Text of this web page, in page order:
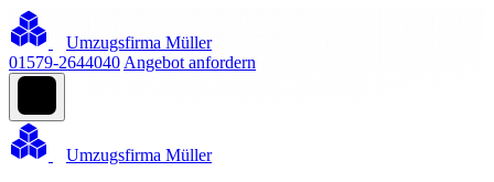
Umzugsfirma Müller
01579-2644040 Angebot anfordern
Umzugsfirma Müller